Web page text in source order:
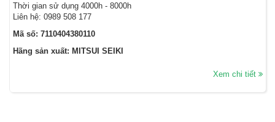
Thời gian sử dụng 4000h - 8000h
Liên hệ: 0989 508 177
Mã số: 7110404380110
Hãng sản xuất: MITSUI SEIKI
Xem chi tiết